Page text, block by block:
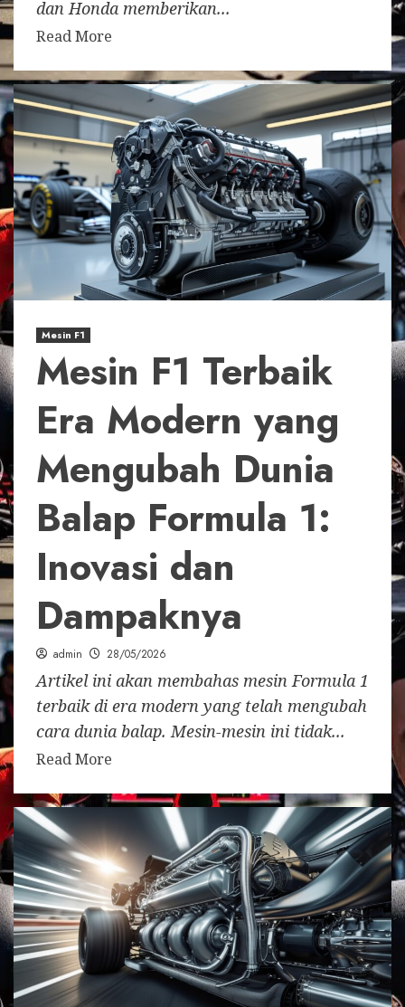
dan Honda memberikan...
Read More
Mesin F1
Mesin F1 Terbaik
Era Modern yang
Mengubah Dunia
Balap Formula 1:
Inovasi dan
Dampaknya
admin 28/05/2026
Artikel ini akan membahas mesin Formula 1
terbaik di era modern yang telah mengubah
cara dunia balap. Mesin-mesin ini tidak...
Read More